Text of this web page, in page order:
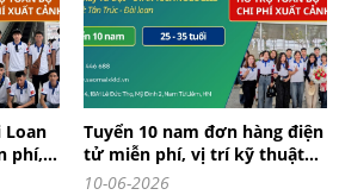
chỉnh.
Loan
phí,
– tự
Tuyển 10 nam đơn hàng điện
tử miễn phí, vị trí kỹ thuật
viên cơ khí lắp ráp thiết bị
10-06-2026